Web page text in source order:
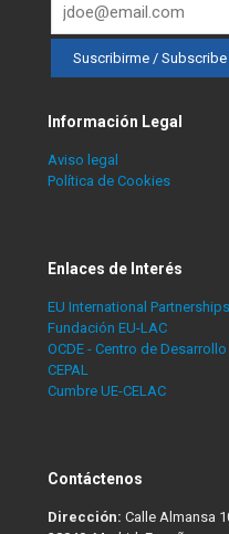
Información Legal
Aviso legal
Política de Cookies
Enlaces de Interés
EU International Partnerships
Fundación EU-LAC
OCDE - Centro de Desarrollo
CEPAL
Cumbre UE-CELAC
Contáctenos
Dirección: Calle Almansa